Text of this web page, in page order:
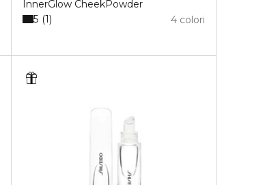
InnerGlow CheekPowder
4 colori
5 1